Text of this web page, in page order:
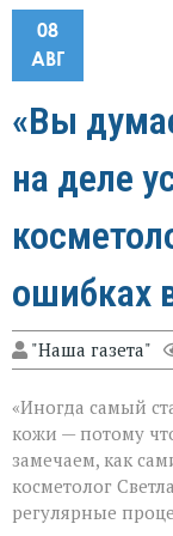
08
АВГ
«Вы
на деле
ошибках
"Наша газета"
«Иногда самый
кожи — потому
замечаем, как
косметолог
регулярные